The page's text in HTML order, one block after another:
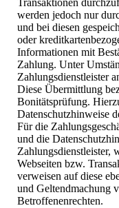
Transaktionen
werden jedoch nur
und bei diesen
oder
Informationen mit
Zahlung. Unter
Zahlungsdienstleister
Diese Übermittlung
Bonitätsprüfung.
Datenschutzhinweise
Für die
und die
Zahlungsdienstleister,
Webseiten bzw.
verweisen auf diese
und Geltendmachung
Betroffenenrechten.